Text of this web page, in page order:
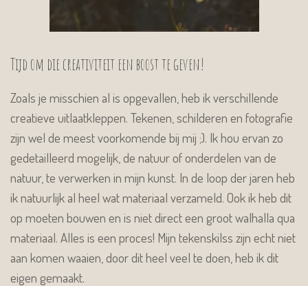
Tijd om die creativiteit een boost te geven!
Zoals je misschien al is opgevallen, heb ik verschillende
creatieve uitlaatkleppen. Tekenen, schilderen en fotografie
zijn wel de meest voorkomende bij mij ;). Ik hou ervan zo
gedetailleerd mogelijk, de natuur of onderdelen van de
natuur, te verwerken in mijn kunst. In de loop der jaren heb
ik natuurlijk al heel wat materiaal verzameld. Ook ik heb dit
op moeten bouwen en is niet direct een groot walhalla qua
materiaal. Alles is een proces! Mijn tekenskilss zijn echt niet
aan komen waaien, door dit heel veel te doen, heb ik dit
eigen gemaakt.